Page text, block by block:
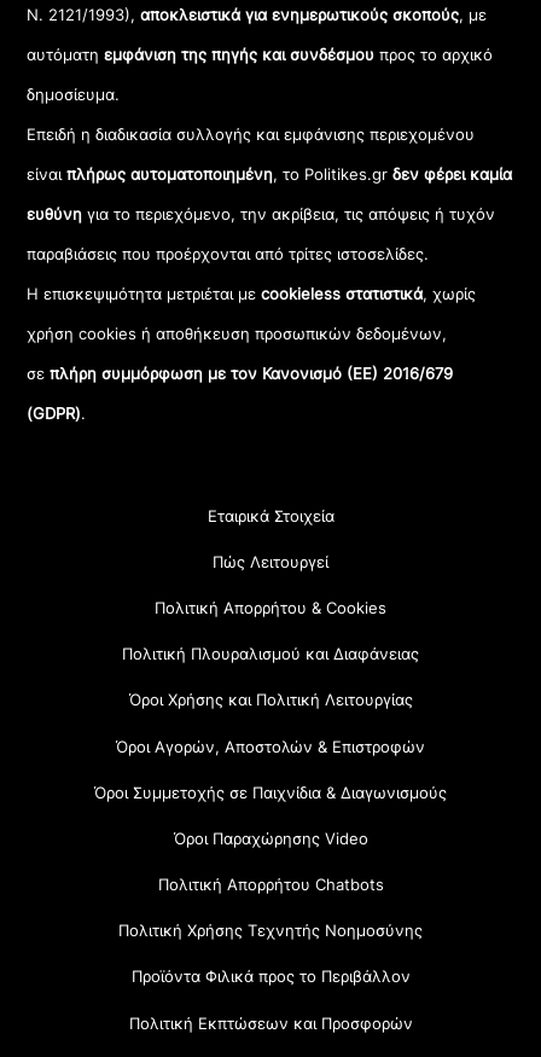
Ν. 2121/1993), αποκλειστικά για ενημερωτικούς σκοπούς, με
αυτόματηεμφάνιση της πηγής και συνδέσμου προς το αρχικό
δημοσίευμα.
Επειδή η διαδικασία συλλογής και εμφάνισης περιεχομένου
είναιπλήρως αυτοματοποιημένη, το Politikes.grδεν φέρει καμία
ευθύνη για το περιεχόμενο, την ακρίβεια, τις απόψεις ή τυχόν
παραβιάσεις που προέρχονται από τρίτες ιστοσελίδες.
Η επισκεψιμότητα μετριέται μεcookieless στατιστικά, χωρίς
χρήση cookies ή αποθήκευση προσωπικών δεδομένων,
σεπλήρη συμμόρφωση με τον Κανονισμό (ΕΕ) 2016/679
(GDPR).
Εταιρικά Στοιχεία
Πώς Λειτουργεί
Πολιτική Απορρήτου & Cookies
Πολιτική Πλουραλισμού και Διαφάνειας
Όροι Χρήσης και Πολιτική Λειτουργίας
Όροι Αγορών, Αποστολών & Επιστροφών
Όροι Συμμετοχής σε Παιχνίδια & Διαγωνισμούς
Όροι Παραχώρησης Video
Πολιτική Απορρήτου Chatbots
Πολιτική Χρήσης Τεχνητής Νοημοσύνης
Προϊόντα Φιλικά προς το Περιβάλλον
Πολιτική Εκπτώσεων και Προσφορών